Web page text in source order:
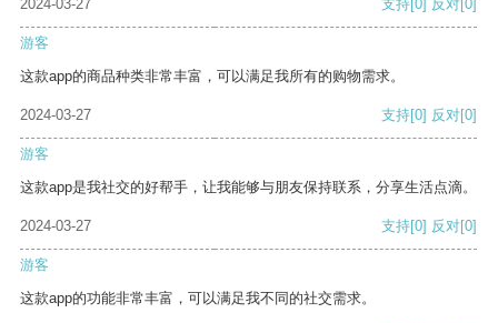
2024-03-27 支持[0] 反对[0]
游客
这款app的商品种类非常丰富，可以满足我所有的购物需求。
2024-03-27 支持[0] 反对[0]
游客
这款app是我社交的好帮手，让我能够与朋友保持联系，分享生活点滴。
2024-03-27 支持[0] 反对[0]
游客
这款app的功能非常丰富，可以满足我不同的社交需求。